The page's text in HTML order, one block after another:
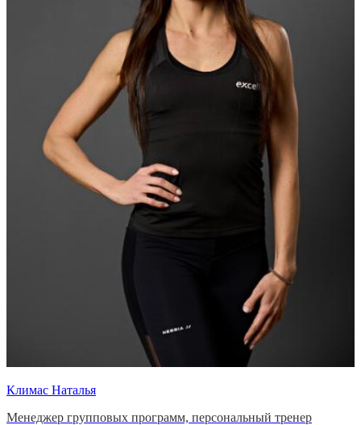
Климас Наталья
Менеджер групповых программ, персональный тренер